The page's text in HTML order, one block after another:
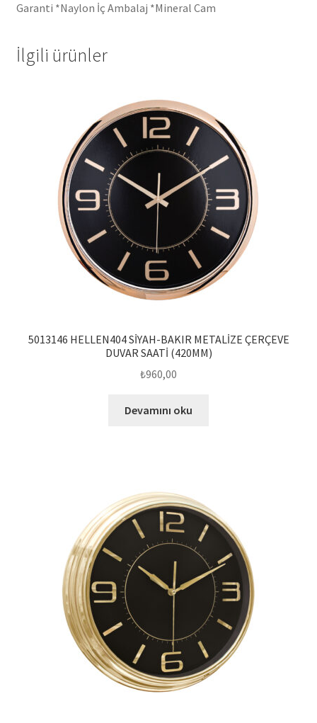
Garanti *Naylon İç Ambalaj *Mineral Cam
İlgili ürünler
5013146 HELLEN404 SİYAH-BAKIR METALİZE ÇERÇEVE
DUVAR SAATİ (420MM)
₺960,00
Devamını oku